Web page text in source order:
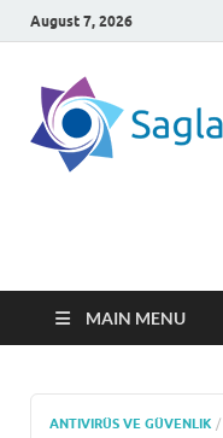
August 7, 2026
MAIN MENU
ANTIVIRÜS VE GÜVENLIK /